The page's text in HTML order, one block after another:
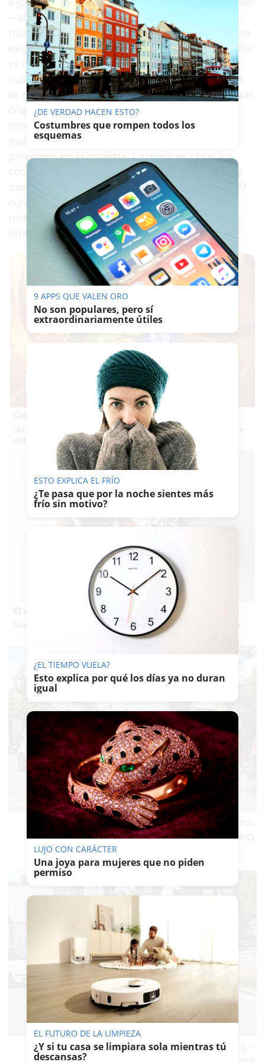
—conocido como peter— tiene capacidad para
nueve personas, pero elAyuntamiento
exigiendo no superar las seis. "Cuando una familia
va con cinco personas, quieren nada más que
cuatro. Al reducir las personas en los coches, no
se monta la gente. Y si no se monta la gente, estas
criaturas, que pagan su autónomo y llevan
bregando con los caballos desde las siete de la
mañana, no ganan nada", explica uno de los
presentes en la protesta. La queja es clara: los
cocheros asumen gastos de seguro, autónomo y
manutención de los animales —entre 600 y 1.000
euros solo para poder entrar, aseguran— y las
restricciones de capacidad les impiden
rentabilizar el esfuerzo.
Un verdadero MMORPG de la vieja escuela ¡Cómo los de
antes, pero mejor!
El cerebro hace esto
Seguro que tú también has visto caras donde no existen
Un policía frente a un coche de caballos, tras
abandonar éstos la Feria. - JUAN CARLOS TORO
Cocheros, a pie, en la rotonda de Álvaro Domecq.
¿DE VERDAD HACEN ESTO?
Costumbres que rompen todos los
esquemas
9 APPS QUE VALEN ORO
No son populares, pero sí
extraordinariamente útiles
ESTO EXPLICA EL FRÍO
¿Te pasa que por la noche sientes más
frío sin motivo?
¿EL TIEMPO VUELA?
Esto explica por qué los días ya no duran
igual
LUJO CON CARÁCTER
Una joya para mujeres que no piden
permiso
EL FUTURO DE LA LIMPIEZA
¿Y si tu casa se limpiara sola mientras tú
descansas?